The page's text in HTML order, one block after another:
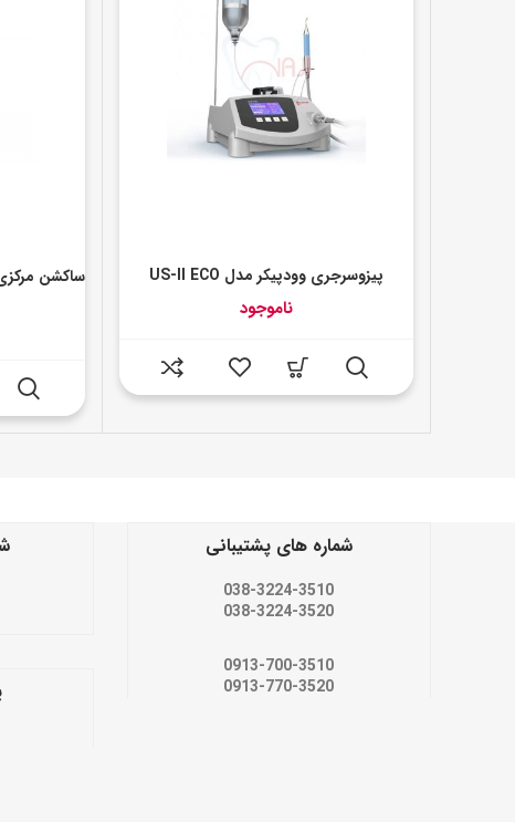
پیزوسرجری وودپیکر مدل US-II ECO
ناموجود
شماره های پشتیبانی
038-3224-3510
038-3224-3520
0913-700-3510
0913-770-3520